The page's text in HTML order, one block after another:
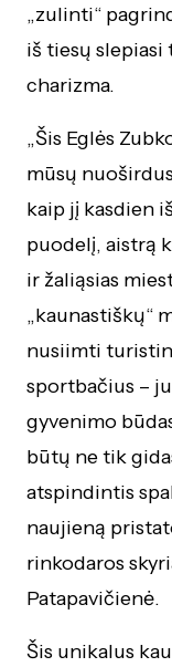
„zulinti“
iš tiesų
charizma.
„Šis Eglės
mūsų
kaip jį kasdien
puodelį, aistrą
ir žaliąsias
„kaunastiškų“
nusiimti
sportbačius –
gyvenimo
būtų ne tik
atspindintis
naujieną
rinkodaros
Patapavičienė.
Šis unikalus